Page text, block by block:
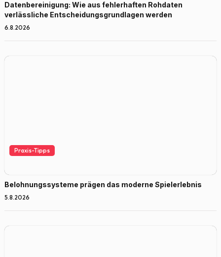
Datenbereinigung: Wie aus fehlerhaften Rohdaten
verlässliche Entscheidungsgrundlagen werden
6.8.2026
Praxis-Tipps
Belohnungssysteme prägen das moderne Spielerlebnis
5.8.2026